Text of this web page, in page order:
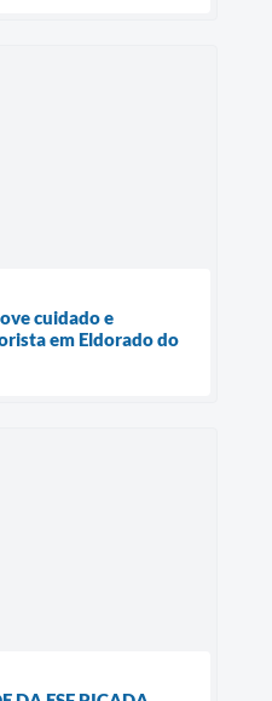
cuidado e
em Eldorado do